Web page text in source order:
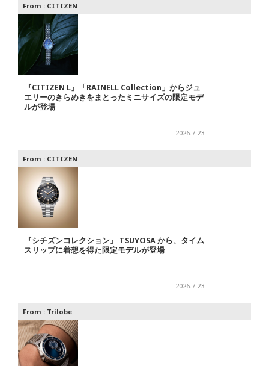
From : CITIZEN
『CITIZEN L』「RAINELL Collection」からジュ
エリーのきらめきをまとったミニサイズの限定モデ
ルが登場
2026.7.23
From : CITIZEN
『シチズンコレクション』 TSUYOSA から、タイム
スリップに着想を得た限定モデルが登場
2026.7.23
From : Trilobe